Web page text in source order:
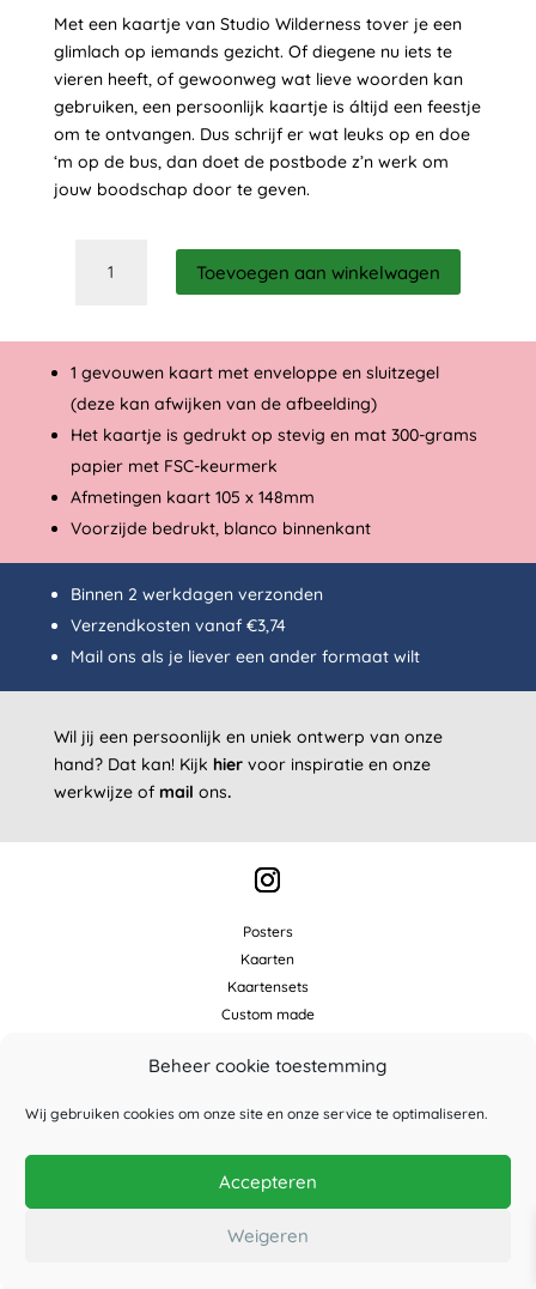
Beheer cookie toestemming
Wij gebruiken cookies om onze site en onze service te optimaliseren.
Accepteren
Weigeren
Met een kaartje van Studio Wilderness tover je een
glimlach op iemands gezicht. Of diegene nu iets te
vieren heeft, of gewoonweg wat lieve woorden kan
gebruiken, een persoonlijk kaartje is áltijd een feestje
om te ontvangen. Dus schrijf er wat leuks op en doe
‘m op de bus, dan doet de postbode z’n werk om
jouw boodschap door te geven.
peacock
Toevoegen aan winkelwagen
1 gevouwen kaart met enveloppe en sluitzegel
(deze kan afwijken van de afbeelding)
Het kaartje is gedrukt op stevig en mat 300-grams
papier met FSC-keurmerk
Afmetingen kaart 105 x 148mm
Voorzijde bedrukt, blanco binnenkant
Binnen 2 werkdagen verzonden
Verzendkosten vanaf €3,74
Mailons als je liever een ander formaat wilt
Wil jij een persoonlijk en uniek ontwerp van onze
hand? Dat kan! Kijk hiervoor inspiratie en onze
werkwijze of mail ons.
Posters
Kaarten
Kaartensets
Custom made
Contact
Wholesale
Contact|Voorwaarden